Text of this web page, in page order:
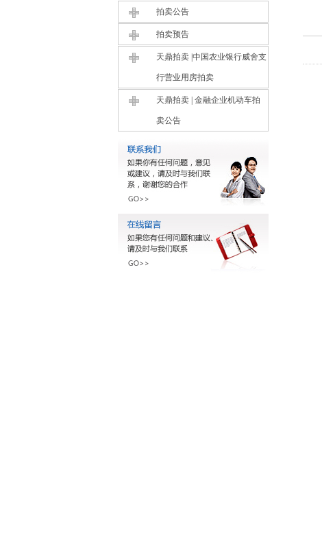
拍卖公告
拍卖预告
天鼎拍卖 |中国农业银行威舍支
行营业用房拍卖
天鼎拍卖 | 金融企业机动车拍
卖公告